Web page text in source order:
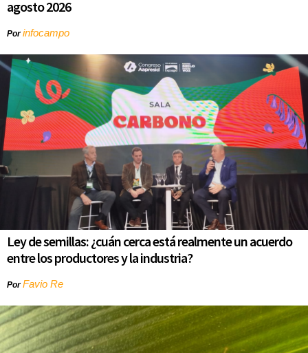
agosto 2026
Porinfocampo
Ley de semillas: ¿cuán cerca está realmente un acuerdo
entre los productores y la industria?
PorFavio Re